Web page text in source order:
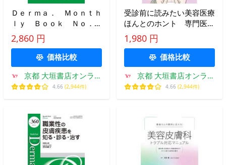
Ｄｅｒｍａ． Ｍｏｎｔｈ
ｌｙ Ｂｏｏｋ Ｎｏ．３
６２（２０２５．６） / 氏
家英之
2,860 円
価格比較
京都 大垣書店オンライ
ン
4.66 (2,944件)
受診前に読みたい美容医療
ほんとのホント 専門医の
ありていトーク / 宮地良樹
1,980 円
価格比較
京都 大垣書店オンライ
ン
4.66 (2,944件)